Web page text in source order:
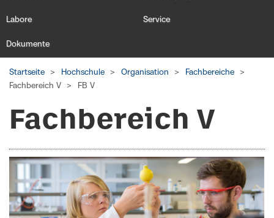
Labore Service
Dokumente
Startseite Hochschule Organisation
Fachbereiche
Fachbereich V
FB V
Fachbereich V